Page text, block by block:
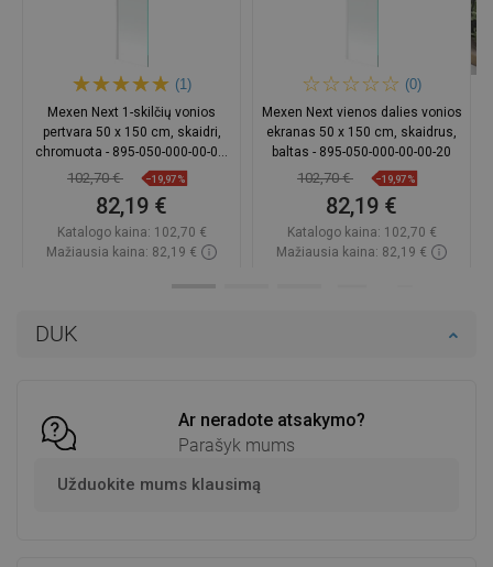
DUK
Ar neradote atsakymo?
Parašyk mums
Užduokite mums klausimą
(1)
Mexen Next 1-skilčių vonios
pertvara 50 x 150 cm, skaidri,
chromuota - 895-050-000-00-00-
102,70 € −19,97%
82,19 €
Katalogo kaina: 102,70 €
Mažiausia kaina: 82,19 €
(0)
Mexen Next vienos dalies vonios
ekranas 50 x 150 cm, skaidrus,
baltas - 895-050-000-00-00-20
102,70 € −19,97%
82,19 €
Katalogo kaina: 102,70 €
Mažiausia kaina: 82,19 €